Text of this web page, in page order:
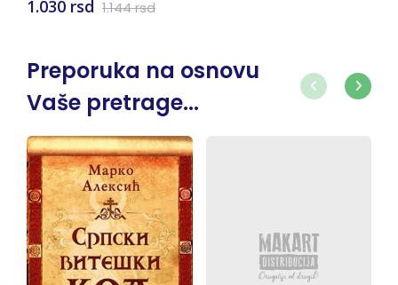
Preporuka na osnovu
Vaše pretrage...